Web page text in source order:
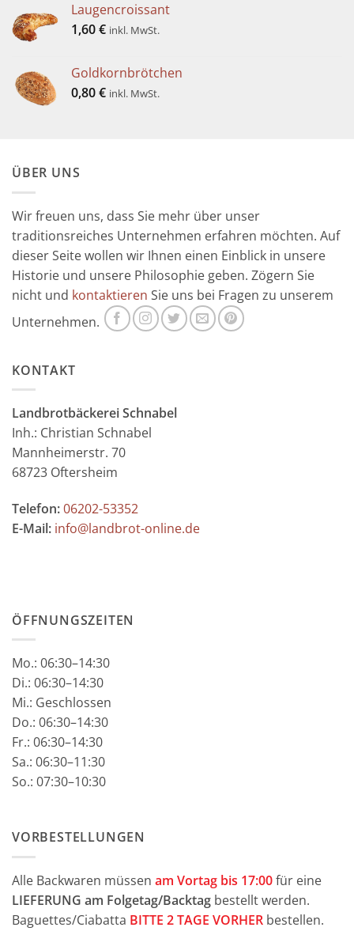
Laugencroissant
1,60€ inkl. MwSt.
Goldkornbrötchen
0,80€ inkl. MwSt.
ÜBER UNS
Wir freuen uns, dass Sie mehr über unser
traditionsreiches Unternehmen erfahren möchten. Auf
dieser Seite wollen wir Ihnen einen Einblick in unsere
Historie und unsere Philosophie geben. Zögern Sie
nicht und kontaktieren Sie uns bei Fragen zu unserem
Unternehmen.
KONTAKT
Landbrotbäckerei Schnabel
Inh.: Christian Schnabel
Mannheimerstr. 70
68723 Oftersheim
Telefon:06202-53352
E-Mail: info@landbrot-online.de
ÖFFNUNGSZEITEN
Mo.: 06:30–14:30
Di.: 06:30–14:30
Mi.: Geschlossen
Do.: 06:30–14:30
Fr.: 06:30–14:30
Sa.: 06:30–11:30
So.: 07:30–10:30
VORBESTELLUNGEN
Alle Backwaren müssen am Vortag bis 17:00für eine
LIEFERUNG am Folgetag/Backtag bestellt werden.
Baguettes/Ciabatta BITTE 2 TAGE VORHER bestellen.